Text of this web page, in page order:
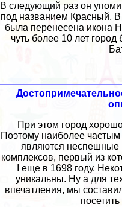
В следующий раз он
под названием Красный.
была перенесена икона
чуть более 10 лет
При этом город
Поэтому наиболее
являются неспешные
комплексов, первый из
I еще в 1698 году.
уникальны. Ну а для
впечатления, мы